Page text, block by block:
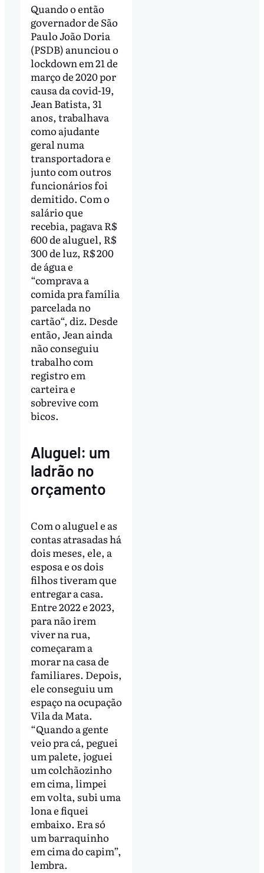
Quando o então
governador de São
Paulo João Doria
(PSDB) anunciou o
lockdown em 21 de
março de 2020 por
causa da covid-19,
Jean Batista, 31
anos, trabalhava
como ajudante
geral numa
transportadora e
junto com outros
funcionários foi
demitido. Com o
salário que
recebia, pagava R$
600 de aluguel, R$
300 de luz, R$ 200
de água e
“comprava a
comida pra família
parcelada no
cartão“, diz. Desde
então, Jean ainda
não conseguiu
trabalho com
registro em
carteira e
sobrevive com
bicos.
Aluguel: um
ladrão no
orçamento
Com o aluguel e as
contas atrasadas há
dois meses, ele, a
esposa e os dois
filhos tiveram que
entregar a casa.
Entre 2022 e 2023,
para não irem
viver na rua,
começaram a
morar na casa de
familiares. Depois,
ele conseguiu um
espaço na ocupação
Vila da Mata.
“Quando a gente
veio pra cá, peguei
um palete, joguei
um colchãozinho
em cima, limpei
em volta, subi uma
lona e fiquei
embaixo. Era só
um barraquinho
em cima do capim”,
lembra.